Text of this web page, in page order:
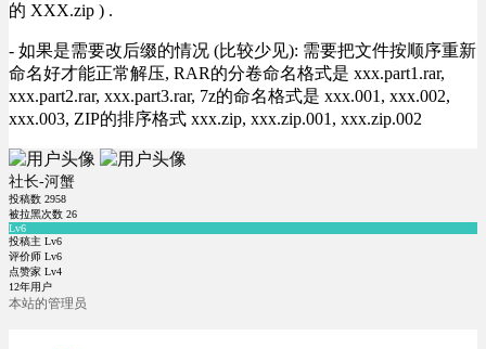
的 XXX.zip ) .
- 如果是需要改后缀的情况 (比较少见): 需要把文件按顺序重新
命名好才能正常解压, RAR的分卷命名格式是 xxx.part1.rar,
xxx.part2.rar, xxx.part3.rar, 7z的命名格式是 xxx.001, xxx.002,
xxx.003, ZIP的排序格式 xxx.zip, xxx.zip.001, xxx.zip.002
社长-河蟹
投稿数 2958
被拉黑次数 26
Lv6
投稿主 Lv6
评价师 Lv6
点赞家 Lv4
12年用户
本站的管理员